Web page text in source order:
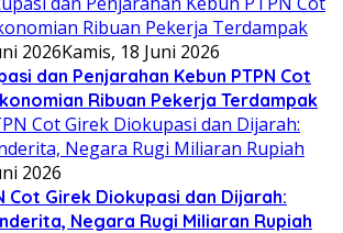
2026Kamis, 18 Juni 2026
dan Penjarahan Kebun PTPN Cot
Ribuan Pekerja Terdampak
2026
Cot Girek Diokupasi dan Dijarah:
Negara Rugi Miliaran Rupiah